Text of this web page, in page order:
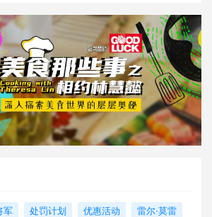
军 处罚计划 优惠活动
雷尔·莫雷